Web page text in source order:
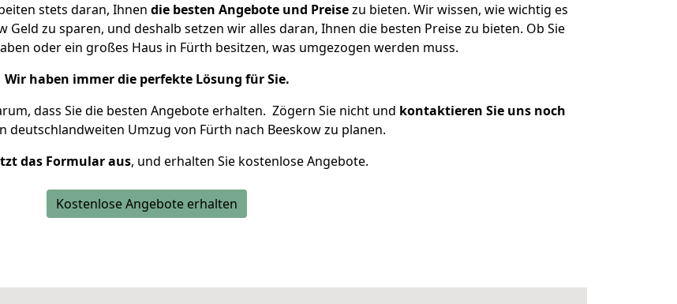
stets daran, Ihnen die besten Angebote und Preisezu bieten. Wir wissen, wie wichtig es
zu sparen, und deshalb setzen wir alles daran, Ihnen die besten Preise zu bieten. Ob Sie
oder ein großes Haus in Fürth besitzen, was umgezogen werden muss.
Wir haben immer die perfekte Lösung für Sie.
dass Sie die besten Angebote erhalten. Zögern Sie nicht und kontaktieren Sie uns noch
deutschlandweiten Umzug von Fürth nach Beeskow zu planen.
das Formular aus, und erhalten Sie kostenlose Angebote.
Kostenlose Angebote erhalten